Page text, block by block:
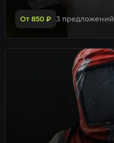
От 850 ₽ 3 предложений